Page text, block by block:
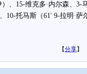
、15-维克多·内尔森、3-
10-托马斯（61' 9-拉明·萨
【分享】